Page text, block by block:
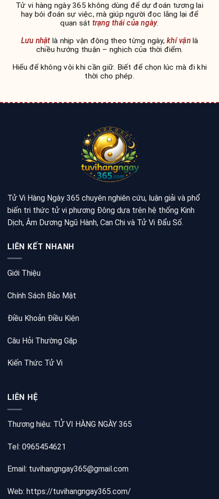
Tử vi hàng ngày 365 không dùng để dự đoán tương lai
hay bói đoán sự việc, mà giúp người đọc lắng lại để
quan sát trạng thái của ngày.
Lưu nhậtlà nhịp vận động theo từng ngày, khí vậnlà
chiều hướng thuận – nghịch của thời điểm.
Hiểu để không vội khi cần giữ. Biết để chọn lúc mà đi khi
thời cho phép.
Tử Vi Hàng Ngày 365 chuyên nghiên cứu, luận giải và phổ
biến tri thức tử vi phương Đông dựa trên hệ thống Kinh
Dịch, Âm Dương Ngũ Hành, Can Chi và Tử Vi Đẩu Số.
LIÊN KẾT NHANH
Giới Thiệu
Chính Sách Bảo Mật
Điều Khoản Điều Kiện
Câu Hỏi Thường Gặp
Kiến Thức Tử Vi
LIÊN HỆ
Thương hiệu: TỬ VI HÀNG NGÀY 365
Tel: 0965454621
Email: tuvihangngay365@gmail.com
Web: https://tuvihangngay365.com/